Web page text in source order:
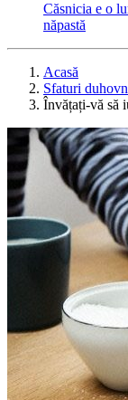
Căsnicia e o
năpastă
Acasă
Sfaturi
Învățați-vă să